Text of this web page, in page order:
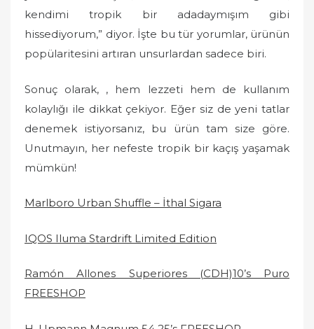
kendimi tropik bir adadaymışım gibi
hissediyorum,” diyor. İşte bu tür yorumlar, ürünün
popülaritesini artıran unsurlardan sadece biri.
Sonuç olarak, , hem lezzeti hem de kullanım
kolaylığı ile dikkat çekiyor. Eğer siz de yeni tatlar
denemek istiyorsanız, bu ürün tam size göre.
Unutmayın, her nefeste tropik bir kaçış yaşamak
mümkün!
Marlboro Urban Shuffle – İthal Sigara
IQOS Iluma Stardrift Limited Edition
Ramón Allones Superiores (CDH)10’s Puro
FREESHOP